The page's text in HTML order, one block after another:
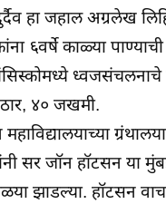
हा जहाल अग्रलेख
६वर्षे काळ्या पाण्याची
४० जखमी.
महाविद्यालयाच्या
सर जॉन हॉटसन या मुंबई
झाडल्या. हॉटसन